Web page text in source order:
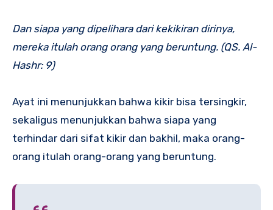
Dan siapa yang dipelihara dari kekikiran dirinya,
mereka itulah orang orang yang beruntung. (QS. Al-
Hashr: 9)
Ayat ini menunjukkan bahwa kikir bisa tersingkir,
sekaligus menunjukkan bahwa siapa yang
terhindar dari sifat kikir dan bakhil, maka orang-
orang itulah orang-orang yang beruntung.